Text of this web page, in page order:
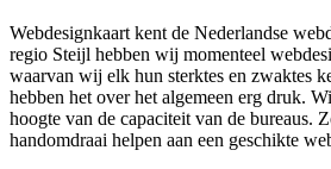
Webdesignkaart kent de Nederlandse
regio Steijl hebben wij momenteel
waarvan wij elk hun sterktes en zwaktes
hebben het over het algemeen erg druk.
hoogte van de capaciteit van de bureaus.
handomdraai helpen aan een geschikte